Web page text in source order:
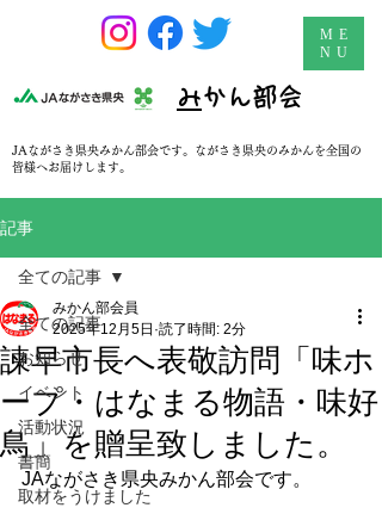
​みかん部会
ME
NU
JAながさき県央みかん部会です。ながさき県央のみかんを全国の
皆様へお届けします。
記事
全ての記事
お知らせ
イベント
活動状況
書簡
取材をうけました
全ての記事
諫早市長へ表敬訪問「味ホ
ープ・はなまる物語・味好
鳥」を贈呈致しました。
みかん部会員
2025年12月5日 読了時間: 2分
JAながさき県央みかん部会です。